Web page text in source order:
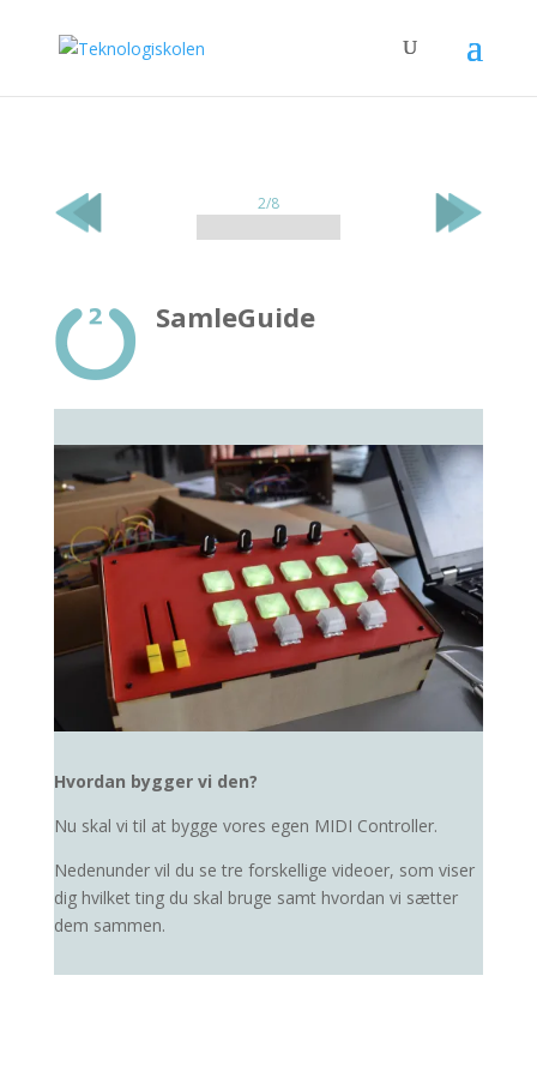
2/8
SamleGuide
Hvordan bygger vi den?
Nu skal vi til at bygge vores egen MIDI Controller.
Nedenunder vil du se tre forskellige videoer, som viser
dig hvilket ting du skal bruge samt hvordan vi sætter
dem sammen.